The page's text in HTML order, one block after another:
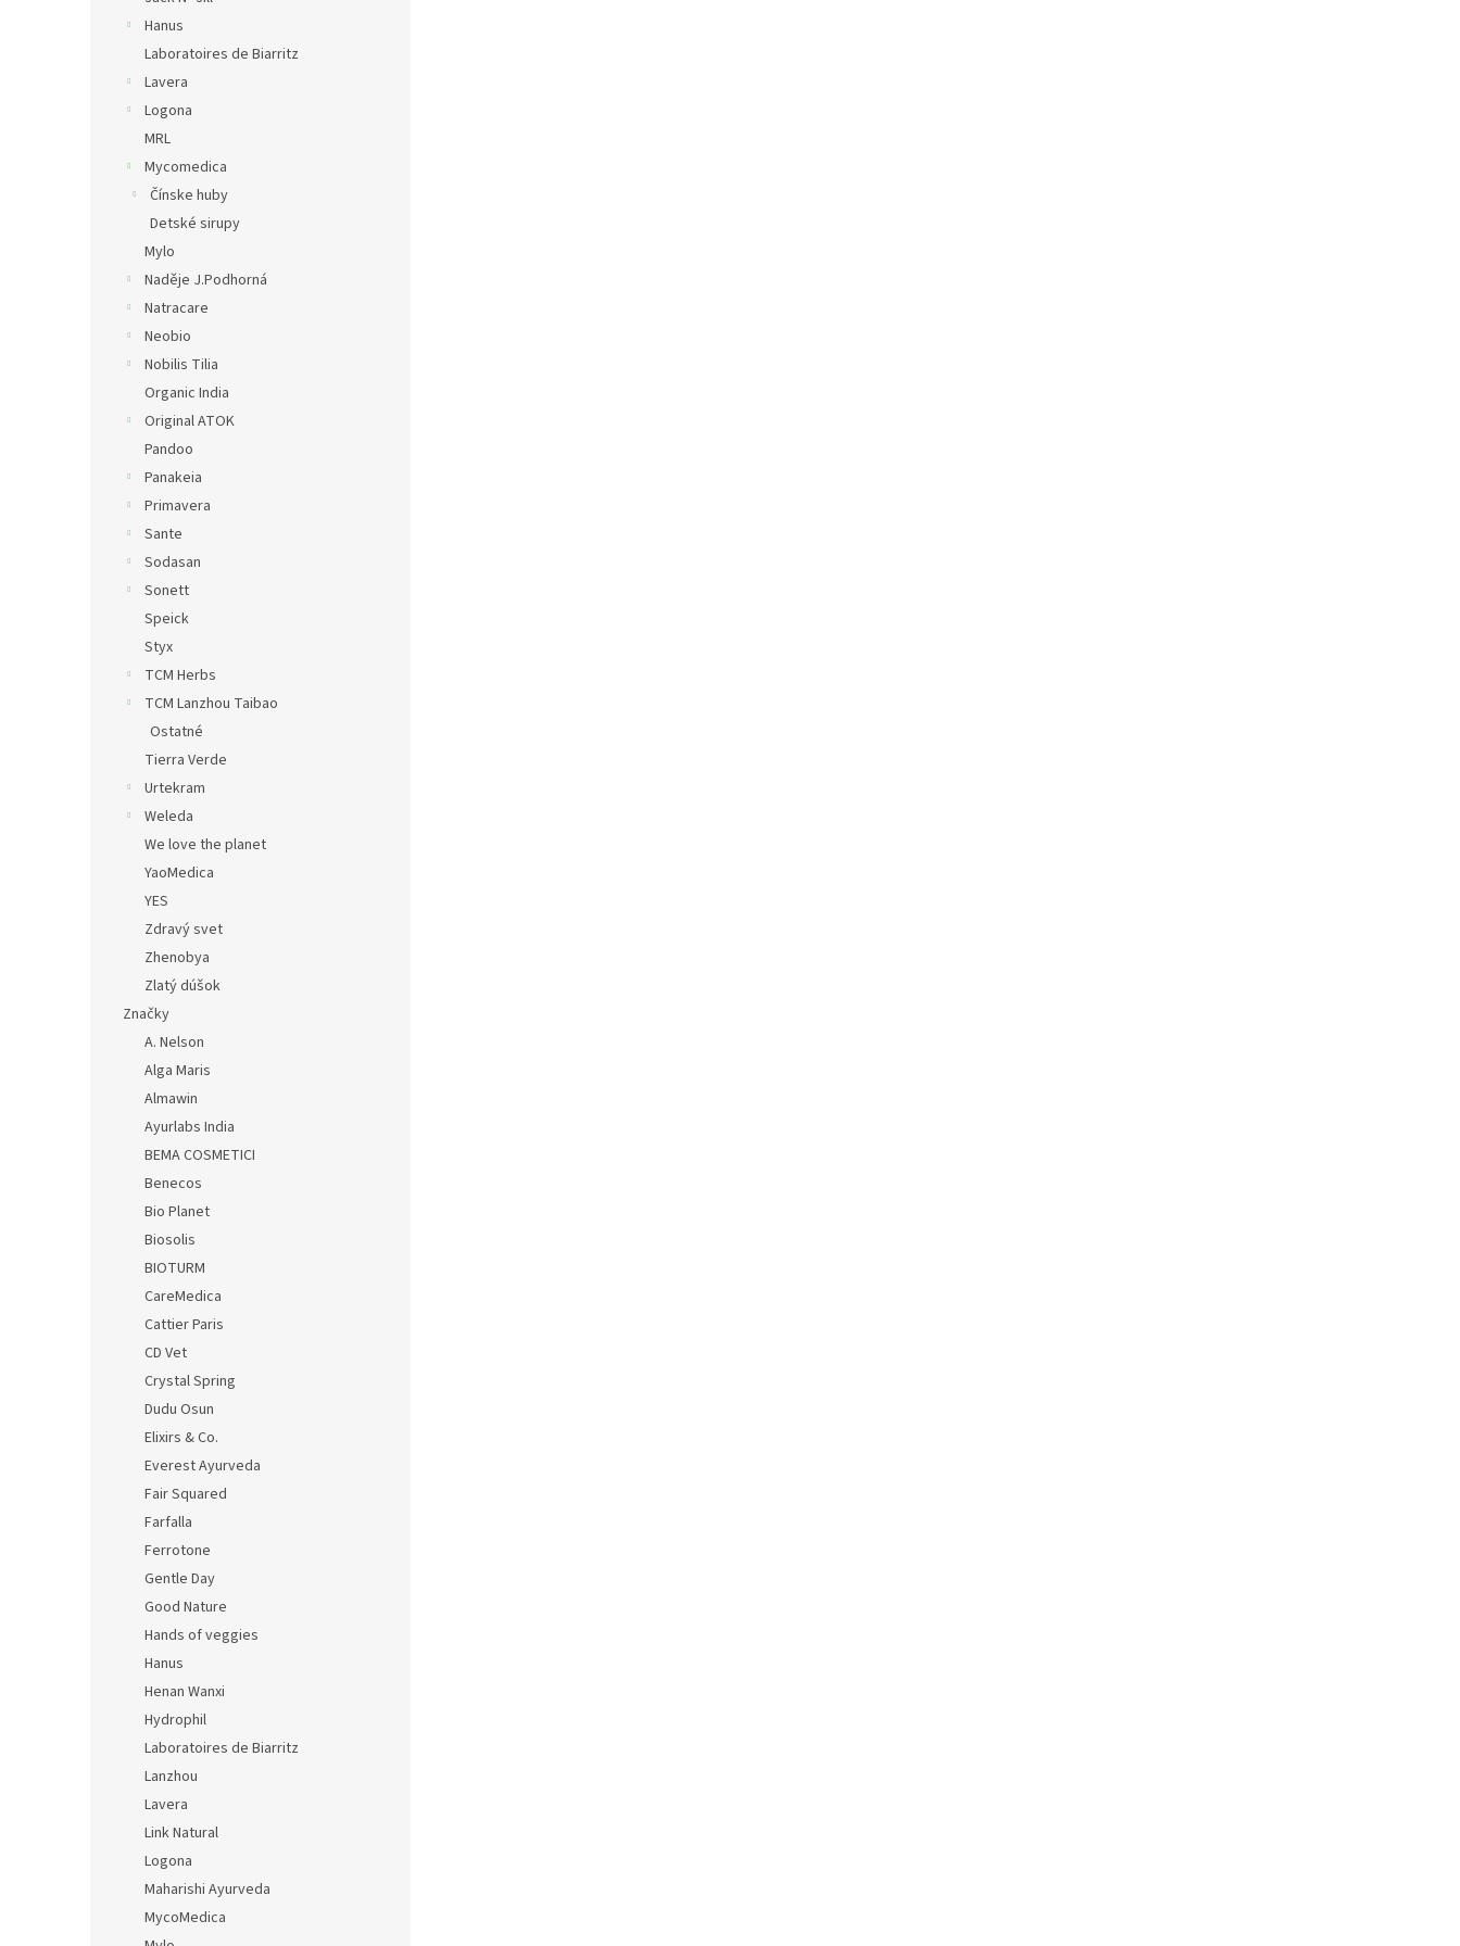
Hanus
Laboratoires de Biarritz
Lavera
Logona
MRL
Mycomedica
Čínske huby
Detské sirupy
Mylo
Naděje J.Podhorná
Natracare
Neobio
Nobilis Tilia
Organic India
Original ATOK
Pandoo
Panakeia
Primavera
Sante
Sodasan
Sonett
Speick
Styx
TCM Herbs
TCM Lanzhou Taibao
Ostatné
Tierra Verde
Urtekram
Weleda
We love the planet
YaoMedica
YES
Zdravý svet
Zhenobya
Zlatý dúšok
Značky
A. Nelson
Alga Maris
Almawin
Ayurlabs India
BEMA COSMETICI
Benecos
Bio Planet
Biosolis
BIOTURM
CareMedica
Cattier Paris
CD Vet
Crystal Spring
Dudu Osun
Elixirs & Co.
Everest Ayurveda
Fair Squared
Farfalla
Ferrotone
Gentle Day
Good Nature
Hands of veggies
Hanus
Henan Wanxi
Hydrophil
Laboratoires de Biarritz
Lanzhou
Lavera
Link Natural
Logona
Maharishi Ayurveda
MycoMedica